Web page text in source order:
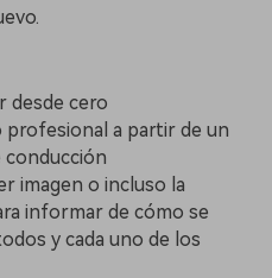
desde cero
profesional a partir de un
conducción
imagen o incluso la
informar de cómo se
y cada uno de los